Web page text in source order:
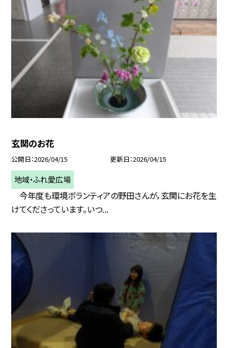
玄関のお花
公開日 2026/04/15 更新日 2026/04/15
地域・ふれ愛広場
今年度も環境ボランティアの野田さんが，玄関にお花を生
けてくださっています。いつ...